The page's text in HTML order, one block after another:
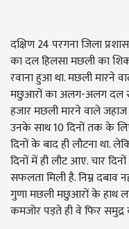
दक्षिण 24 परगना जिला
का दल हिलसा मछली का
रवाना हुआ था. मछली मारने
मछुआरों का अलग-अलग दल
हजार मछली मारने वाले
उनके साथ 10 दिनों तक के
दिनों के बाद ही लौटना था.
दिनों में ही लौट आए. चार
सफलता मिली है. निम्न दबाव
गुणा मछली मछुआरों के हाथ
कमजोर पड़ते ही वे फिर समुद्र